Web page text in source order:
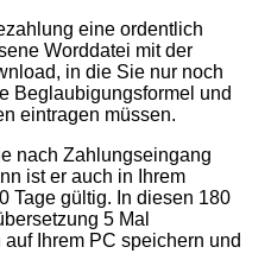
eine ordentlich
Worddatei mit der
in die Sie nur noch
Beglaubigungsformel und
eintragen müssen.
nach Zahlungseingang
ist er auch in Ihrem
Tage gültig. In diesen 180
5 Mal
Ihrem PC speichern und